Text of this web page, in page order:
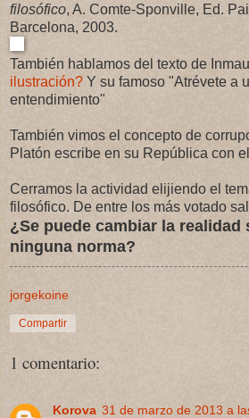
filosófico, A. Comte-Sponville, Ed.
Barcelona, 2003.
También hablamos del texto de
ilustración? Y su famoso "Atrévete a
entendimiento"
También vimos el concepto de
Platón escribe en su República con el
Cerramos la actividad elijiendo el
filosófico. De entre los más votado
¿Se puede cambiar la realidad
ninguna norma?
jorgekoine
Compartir
1 comentario:
Korova 31 de marzo de 2013 a